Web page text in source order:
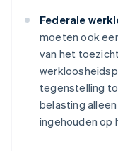
Federale
moeten ook
van het
tegenstelling
belasting
ingehouden op